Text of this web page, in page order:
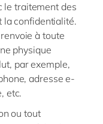
le traitement des
la confidentialité.
renvoie à toute
physique
par exemple,
adressee-
etc.
ou tout